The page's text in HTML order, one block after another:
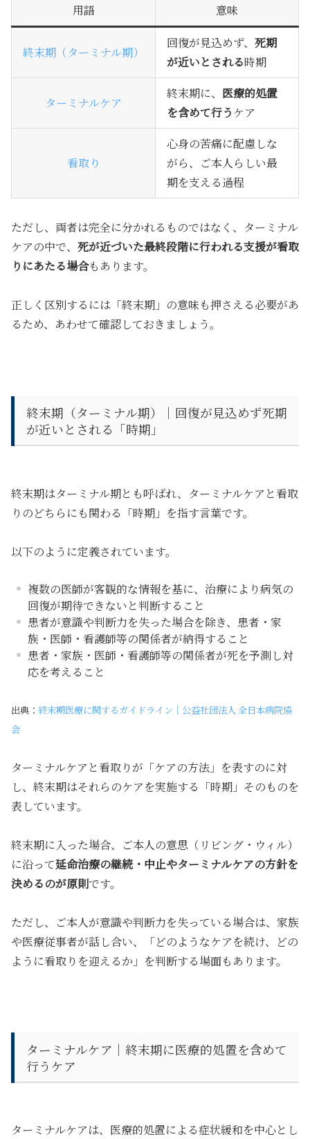
用語 意味
終末期（ターミナル期）
回復が見込めず、 死期
が近いとされる時期
ターミナルケア
終末期に、 医療的処置
を含めて行うケア
看取り
心身の苦痛に配慮しな
がら、ご本人らしい最
期を支える過程
ただし、両者は完全に分かれるものではなく、ターミナル
ケアの中で、 死が近づいた最終段階に行われる支援が看取
りにあたる場合もあります。
正しく区別するには「終末期」の意味も押さえる必要があ
るため、あわせて確認しておきましょう。
終末期（ターミナル期）｜回復が見込めず死期
が近いとされる「時期」
終末期はターミナル期とも呼ばれ、 ターミナルケアと看取
りのどちらにも関わる「時期」を指す言葉です。
以下のように定義されています。
複数の医師が客観的な情報を基に、治療により病気の
回復が期待できないと判断すること
患者が意識や判断力を失った場合を除き、患者・家
族・医師・看護師等の関係者が納得すること
患者・家族・医師・看護師等の関係者が死を予測し対
応を考えること
出典： 終末期医療に関するガイドライン｜公益社団法人 全日本病院協
会
ターミナルケアと看取りが「ケアの方法」を表すのに対
し、 終末期はそれらのケアを実施する「時期」そのものを
表しています。
終末期に入った場合、ご本人の意思（リビング・ウィル）
に沿って延命治療の継続・中止やターミナルケアの方針を
決めるのが原則です。
ただし、ご本人が意識や判断力を失っている場合は、家族
や医療従事者が話し合い、「どのようなケアを続け、どの
ように看取りを迎えるか」を判断する場面もあります。
ターミナルケア｜終末期に医療的処置を含めて
行うケア
ターミナルケアは、 医療的処置による症状緩和を中心とし